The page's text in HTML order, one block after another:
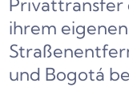
Privattransfer
ihrem
und Bogotá